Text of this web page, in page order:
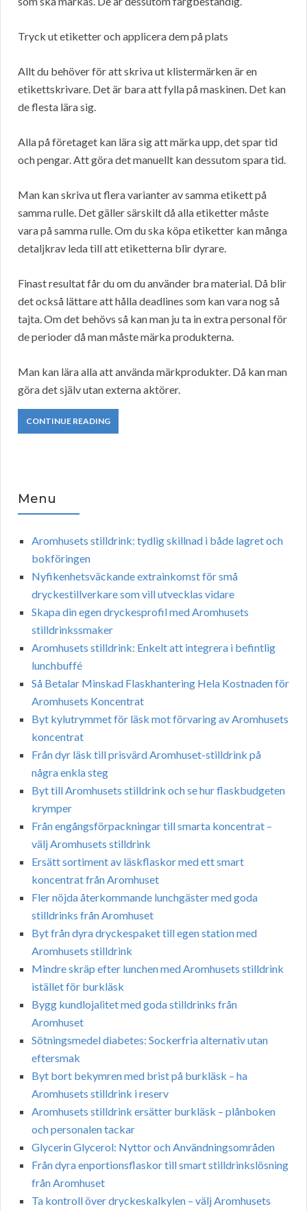
Tryck ut etiketter och applicera dem på plats
Allt du behöver för att skriva ut klistermärken är en
etikettskrivare. Det är bara att fylla på maskinen. Det kan
de flesta lära sig.
Alla på företaget kan lära sig att märka upp, det spar tid
och pengar. Att göra det manuellt kan dessutom spara tid.
Man kan skriva ut flera varianter av samma etikett på
samma rulle. Det gäller särskilt då alla etiketter måste
vara på samma rulle. Om du ska köpa etiketter kan många
detaljkrav leda till att etiketterna blir dyrare.
Finast resultat får du om du använder bra material. Då blir
det också lättare att hålla deadlines som kan vara nog så
tajta. Om det behövs så kan man ju ta in extra personal för
de perioder då man måste märka produkterna.
Man kan lära alla att använda märkprodukter. Då kan man
göra det själv utan externa aktörer.
CONTINUE READING
Menu
Aromhusets stilldrink: tydlig skillnad i både lagret och
bokföringen
Nyfikenhetsväckande extrainkomst för små
dryckestillverkare som vill utvecklas vidare
Skapa din egen dryckesprofil med Aromhusets
stilldrinkssmaker
Aromhusets stilldrink: Enkelt att integrera i befintlig
lunchbuffé
Så Betalar Minskad Flaskhantering Hela Kostnaden för
Aromhusets Koncentrat
Byt kylutrymmet för läsk mot förvaring av Aromhusets
koncentrat
Från dyr läsk till prisvärd Aromhuset-stilldrink på
några enkla steg
Byt till Aromhusets stilldrink och se hur flaskbudgeten
krymper
Från engångsförpackningar till smarta koncentrat –
välj Aromhusets stilldrink
Ersätt sortiment av läskflaskor med ett smart
koncentrat från Aromhuset
Fler nöjda återkommande lunchgäster med goda
stilldrinks från Aromhuset
Byt från dyra dryckespaket till egen station med
Aromhusets stilldrink
Mindre skräp efter lunchen med Aromhusets stilldrink
istället för burkläsk
Bygg kundlojalitet med goda stilldrinks från
Aromhuset
Sötningsmedel diabetes: Sockerfria alternativ utan
eftersmak
Byt bort bekymren med brist på burkläsk – ha
Aromhusets stilldrink i reserv
Aromhusets stilldrink ersätter burkläsk – plånboken
och personalen tackar
Glycerin Glycerol: Nyttor och Användningsområden
Från dyra enportionsflaskor till smart stilldrinkslösning
från Aromhuset
Ta kontroll över dryckeskalkylen – välj Aromhusets